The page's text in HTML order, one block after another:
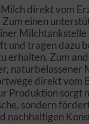
direkt vom
einen
Milchtankstelle
und tragen dazu
erhalten. Zum
naturbelassener
direkt vom
Produktion sorgt
sondern
nachhaltigen